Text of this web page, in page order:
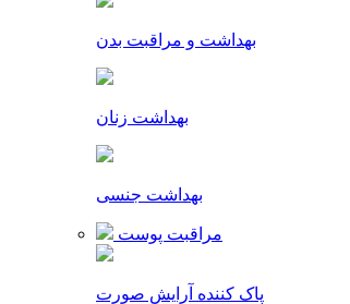
بهداشت و مراقبت بدن
بهداشت زنان
بهداشت جنسی
مراقبت پوست
پاک کننده آرایش صورت